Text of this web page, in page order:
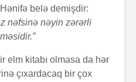
belə demişdir:
nəfsinə nəyin zərərli
elm kitabı olmasa da hər
çıxardacaq bir çox